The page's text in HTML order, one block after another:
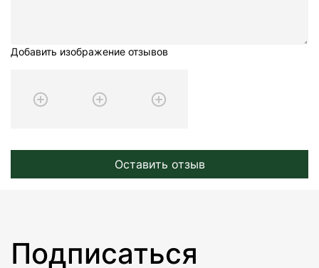
Добавить изображение отзывов
Оставить отзыв
Подписаться